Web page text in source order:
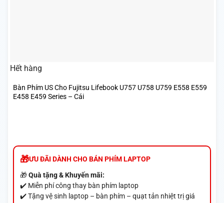
Hết hàng
Bàn Phím US Cho Fujitsu Lifebook U757 U758 U759 E558 E559
E458 E459 Series – Cái
ƯU ĐÃI DÀNH CHO BÁN PHÍM LAPTOP
🎁Quà tặng & Khuyến mãi:
✔️ Miễn phí công thay bàn phím laptop
✔️ Tặng vệ sinh laptop – bàn phím – quạt tản nhiệt trị giá